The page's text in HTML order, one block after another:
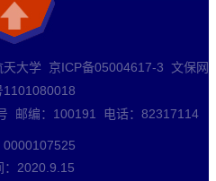
大学 京ICP备05004617-3 文保网
1101080018
邮编：100191 电话：82317114
0000107525
2020 9 15